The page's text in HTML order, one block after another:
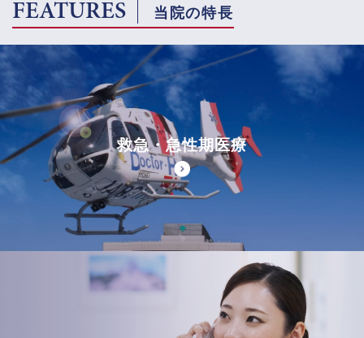
FEATURES 当院の特長
救急・急性期医療